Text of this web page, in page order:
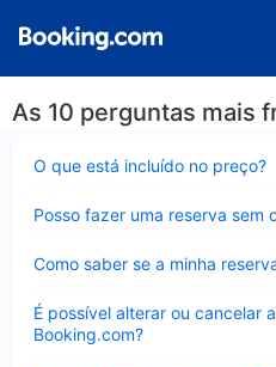
As 10 perguntas mais
O que está incluído no preço?
Posso fazer uma reserva sem
Como saber se a minha
É possível alterar ou cancelar
Booking.com?
Contraído